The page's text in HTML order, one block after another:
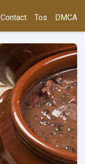
Contact Tos DMCA